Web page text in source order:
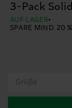
3-Pack
AUF LAGER
SPARE MIND. 20
Größe